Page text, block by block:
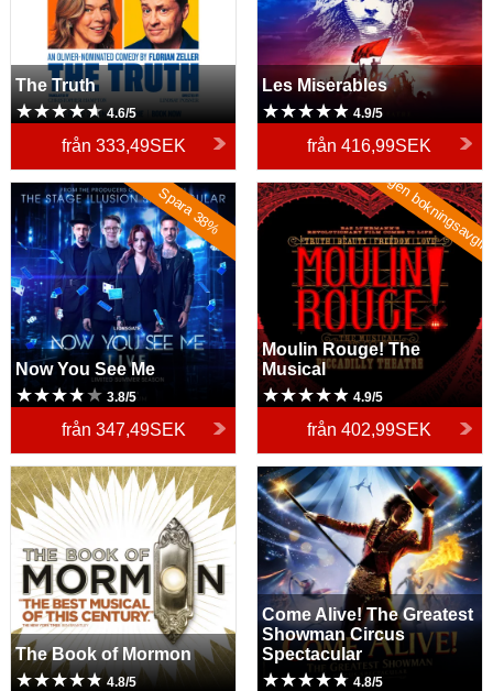
The Truth
4.6/5
från 333,49SEK
Les Miserables
4.9/5
från416,99SEK
Now You See Me Spara 38%
Now You See Me
3.8/5
från 347,49SEK
Moulin Rouge! The Musical
Ingen bokningsavgift
Moulin Rouge! The
Musical
4.9/5
från402,99SEK
The Book of Mormon
The Book of Mormon
4.8/5
Come Alive! The Greatest
Showman Circus
Spectacular
Come Alive! The Greatest
Showman Circus
Spectacular
4.8/5